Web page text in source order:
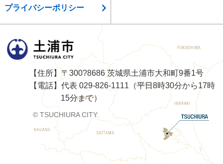
プライバシーポリシー
土浦市
【住所】〒300?8686 茨城県土浦市大和町9番1号
【電話】代表 029-826-1111（平日8時30分から17時
15分まで）
© TSUCHIURA CITY.